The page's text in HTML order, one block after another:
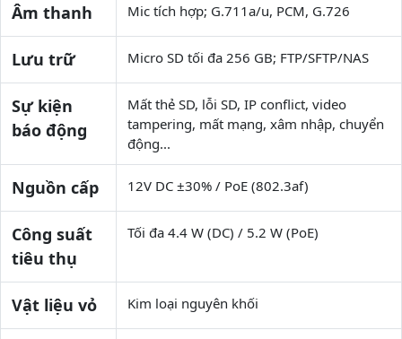
Âm thanh Mic tích hợp; G.711a/u, PCM, G.726
Lưu trữ Micro SD tối đa 256 GB; FTP/SFTP/NAS
Sự kiện
báo động
Mất thẻ SD, lỗi SD, IP conflict, video
tampering, mất mạng, xâm nhập, chuyển
động...
Nguồn cấp 12V DC ±30% / PoE (802.3af)
Công suất
tiêu thụ
Tối đa 4.4 W (DC) / 5.2 W (PoE)
Vật liệu vỏ Kim loại nguyên khối